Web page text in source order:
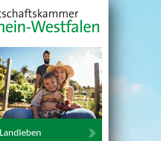
Landleben